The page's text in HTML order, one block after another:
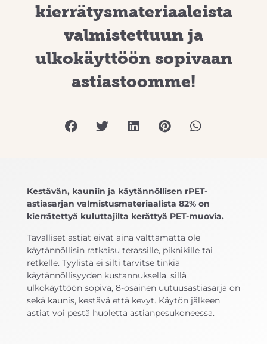
kierrätysmateriaaleista
valmistettuun ja
ulkokäyttöön sopivaan
astiastoomme!
Kestävän, kauniin ja käytännöllisen rPET-
astiasarjan valmistusmateriaalista 82% on
kierrätettyä kuluttajilta kerättyä PET-muovia.
Tavalliset astiat eivät aina välttämättä ole
käytännöllisin ratkaisu terassille, piknikille tai
retkelle. Tyylistä ei silti tarvitse tinkiä
käytännöllisyyden kustannuksella, sillä
ulkokäyttöön sopiva, 8-osainen uutuusastiasarja on
sekä kaunis, kestävä että kevyt. Käytön jälkeen
astiat voi pestä huoletta astianpesukoneessa.